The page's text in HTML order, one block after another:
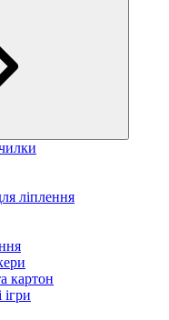
ліплення
картон